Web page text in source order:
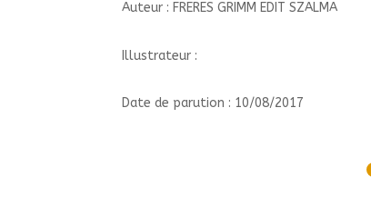
Auteur : FRERES GRIMM EDIT SZALMA
Illustrateur :
Date de parution : 10/08/2017